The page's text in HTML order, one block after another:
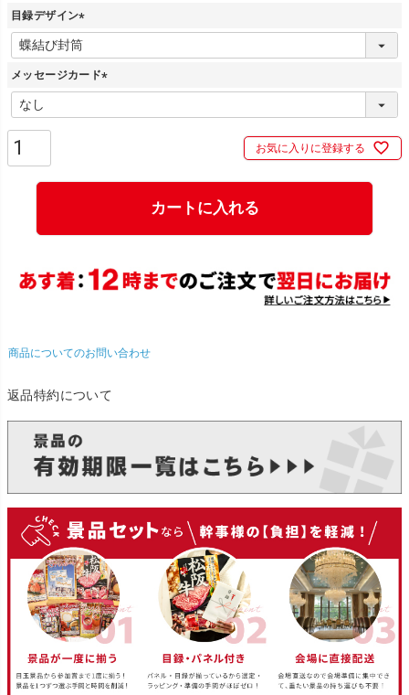
目録デザイン
(
必
須
)
メッセージカード
必
お気に入りに登録する
カートに入れる
商品についてのお問い合わせ
返品特約について